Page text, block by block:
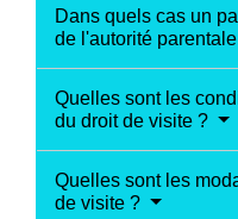
Dans quels cas un
de l'autorité
Quelles sont les
du droit de visite ?
Quelles sont les
de visite ?